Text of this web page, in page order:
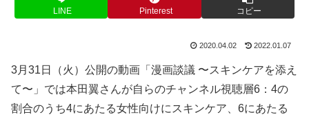
LINE Pinterest コピー
2020.04.02 2022.01.07
3月31日（火）公開の動画「漫画談議 〜スキンケアを添え
て〜」では本田翼さんが自らのチャンネル視聴層6：4の
割合のうち4にあたる女性向けにスキンケア、6にあたる